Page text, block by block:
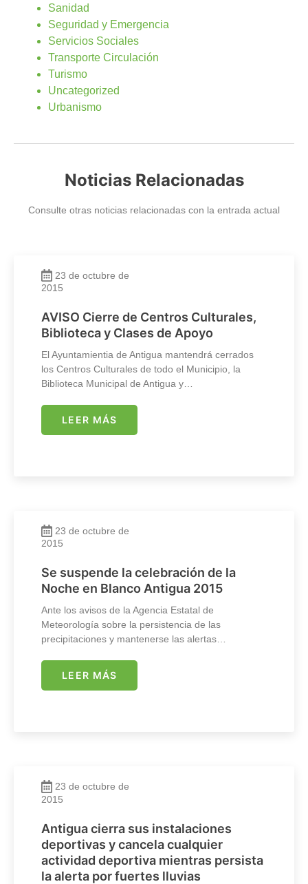
Sanidad
Seguridad y Emergencia
Servicios Sociales
Transporte Circulación
Turismo
Uncategorized
Urbanismo
Noticias Relacionadas
Consulte otras noticias relacionadas con la entrada actual
23 de octubre de
2015
AVISO Cierre de Centros Culturales,
Biblioteca y Clases de Apoyo
El Ayuntamientia de Antigua mantendrá cerrados
los Centros Culturales de todo el Municipio, la
Biblioteca Municipal de Antigua y…
LEER MÁS
23 de octubre de
2015
Se suspende la celebración de la
Noche en Blanco Antigua 2015
Ante los avisos de la Agencia Estatal de
Meteorología sobre la persistencia de las
precipitaciones y mantenerse las alertas…
LEER MÁS
23 de octubre de
2015
Antigua cierra sus instalaciones
deportivas y cancela cualquier
actividad deportiva mientras persista
la alerta por fuertes lluvias